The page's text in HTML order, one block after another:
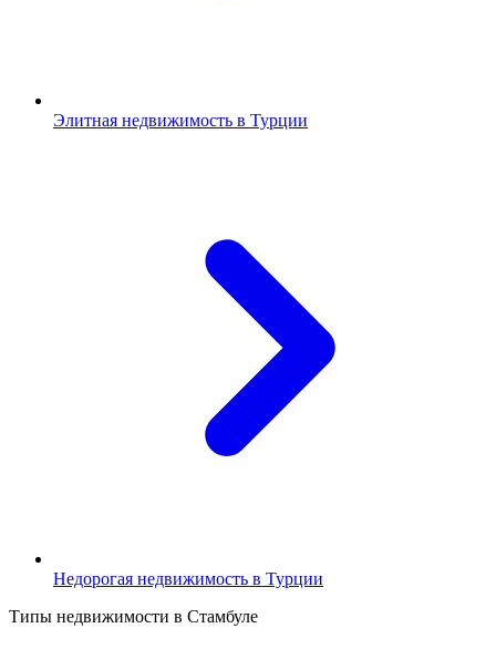
Элитная недвижимость в Турции
Недорогая недвижимость в Турции
Типы недвижимости в Стамбуле